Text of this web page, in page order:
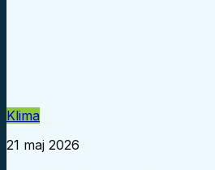
Klima
21 maj 2026